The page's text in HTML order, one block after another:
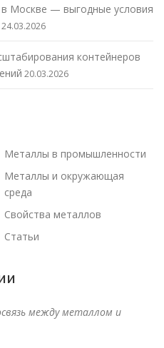
в Москве — выгодные условия
24.03.2026
контейнеров
20.03.2026
Металлы в промышленности
Металлы и окружающая
среда
Свойства металлов
Статьи
между металлом и